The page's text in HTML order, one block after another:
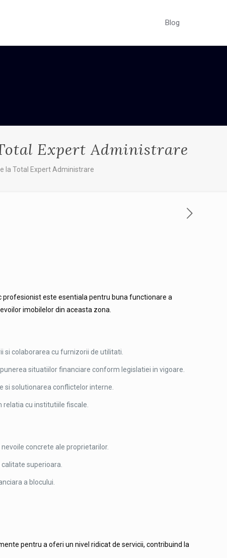
Blog
Expert Administrare
la Total Expert Administrare
profesionist este esentiala pentru buna functionare a
imobilelor din aceasta zona.
si colaborarea cu furnizorii de utilitati.
situatiilor financiare conform legislatiei in vigoare.
si solutionarea conflictelor interne.
cu institutiile fiscale.
concrete ale proprietarilor.
superioara.
a blocului.
pentru a oferi un nivel ridicat de servicii, contribuind la